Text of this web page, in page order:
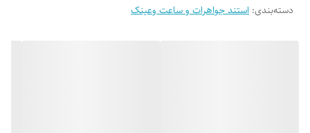
سفارش به‌منزله‌ی پذیرش این موارد و آگاهی از ویژگی‌های طبیعی چوب هست
دسته‌بندی: استند جواهرات و ساعت وعینک